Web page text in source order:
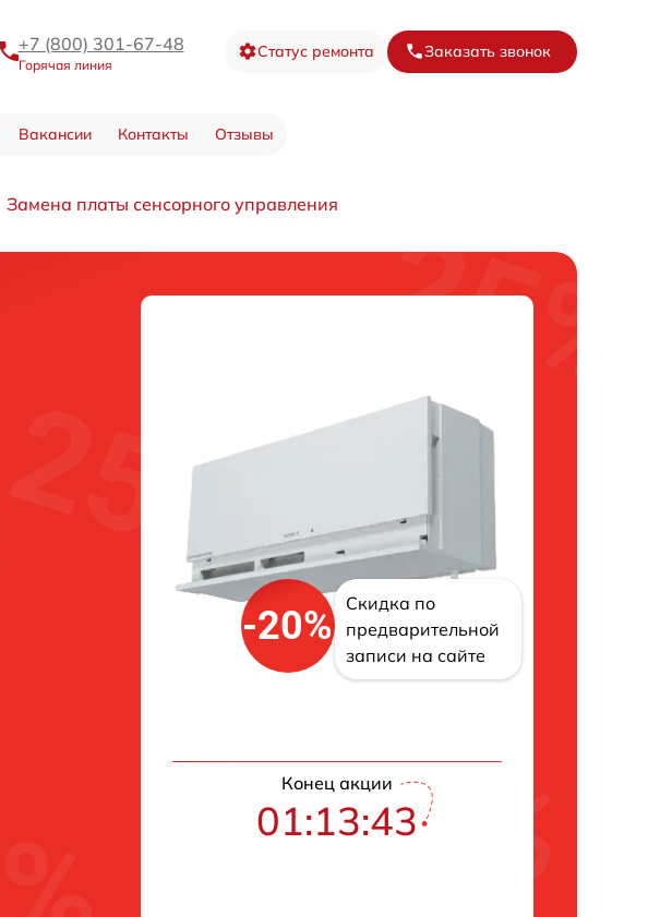
+7 (800) 301-67-48
Горячая линия
Статус ремонта Заказать звонок
Вакансии Контакты Отзывы
Замена платы сенсорного управления
-20%
Скидка по
предварительной
записи на сайте
Конец акции
01:13:42